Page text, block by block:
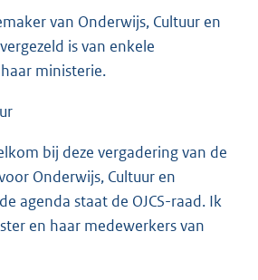
van Onderwijs, Cultuur en
is van enkele
ministerie.
bij deze vergadering van de
Onderwijs, Cultuur en
agenda staat de OJCS-raad. Ik
en haar medewerkers van